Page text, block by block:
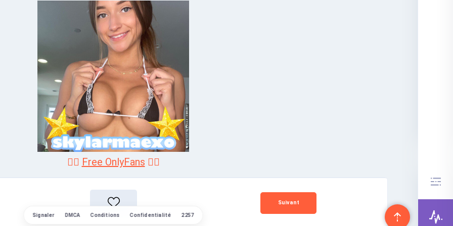
❤️‍🔥 Free OnlyFans ❤️‍🔥
Suivant
Signaler DMCA Conditions Confidentialité 2257